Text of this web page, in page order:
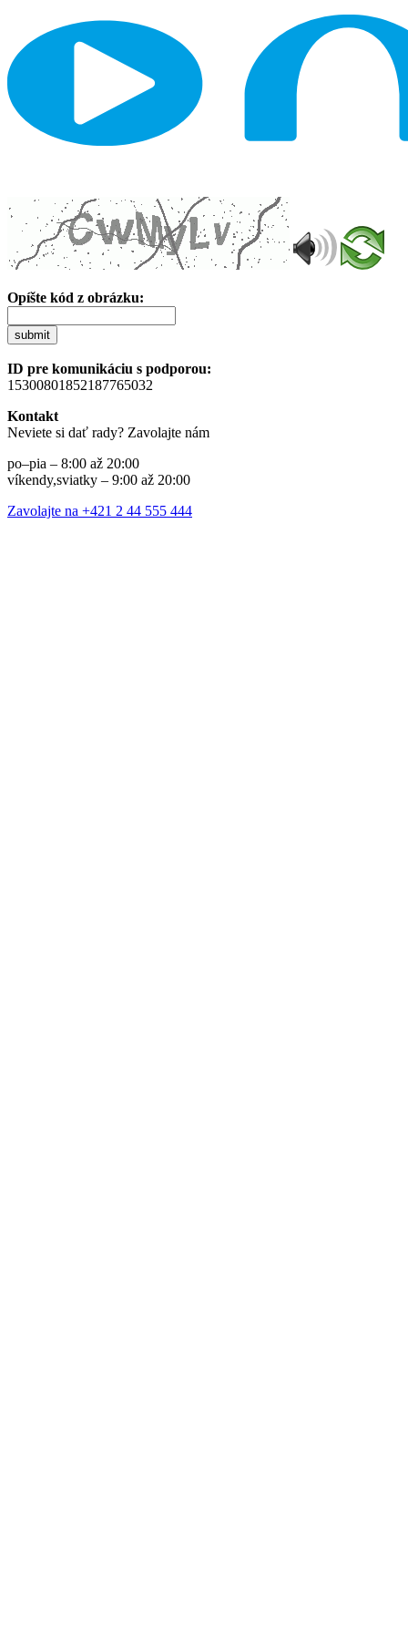
Opíšte kód z obrázku:
submit
ID pre komunikáciu s podporou:
15300801852187765032
Kontakt
Neviete si dať rady? Zavolajte nám
po–pia – 8:00 až 20:00
víkendy,sviatky – 9:00 až 20:00
Zavolajte na +421 2 44 555 444